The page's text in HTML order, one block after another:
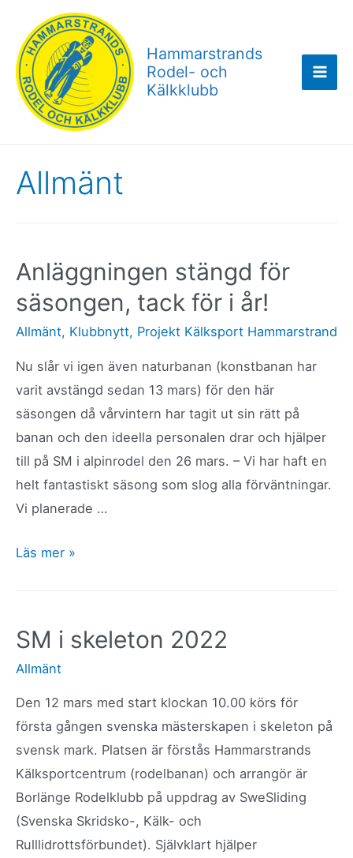
innehåll
Hammarstrands
Rodel- och
Kälkklubb
Allmänt
Anläggningen stängd för
säsongen, tack för i år!
Allmänt, Klubbnytt, Projekt Kälksport Hammarstrand
Nu slår vi igen även naturbanan (konstbanan har
varit avstängd sedan 13 mars) för den här
säsongen då vårvintern har tagit ut sin rätt på
banan och den ideella personalen drar och hjälper
till på SM i alpinrodel den 26 mars. – Vi har haft en
helt fantastiskt säsong som slog alla förväntningar.
Vi planerade …
Anläggningen
tack
för
år!
Läs mer »
SM i skeleton 2022
Allmänt
Den 12 mars med start klockan 10.00 körs för
första gången svenska mästerskapen i skeleton på
svensk mark. Platsen är förstås Hammarstrands
Kälksportcentrum (rodelbanan) och arrangör är
Borlänge Rodelklubb på uppdrag av SweSliding
(Svenska Skridsko-, Kälk- och
Rulllidrottsförbundet). Självklart hjälper